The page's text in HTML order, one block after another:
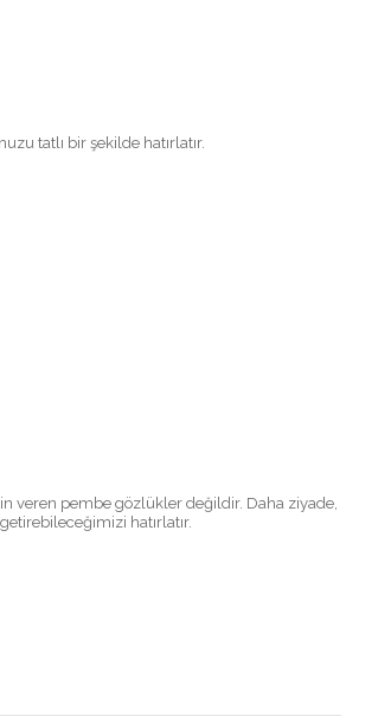
tatlı bir şekilde hatırlatır.
veren pembe gözlükler değildir. Daha ziyade,
hatırlatır.